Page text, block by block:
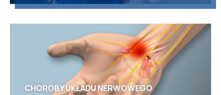
CHOROBY UKŁADU NERWOWEGO